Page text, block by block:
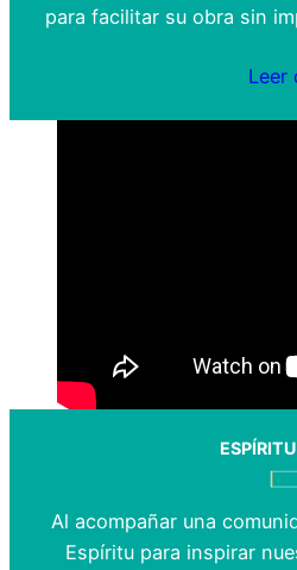
para facilitar su obra sin
Leer
Al acompañar una
Espíritu para inspirar